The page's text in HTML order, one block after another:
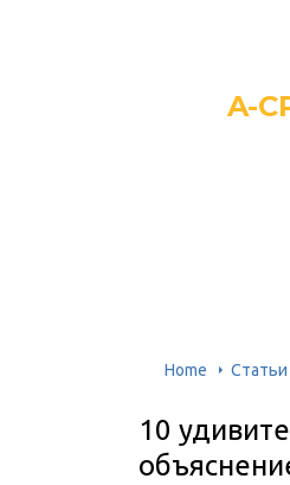
A-
Home Статьи
10